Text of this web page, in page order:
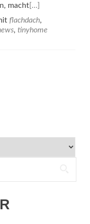
macht […]
flachdach,
, tinyhome